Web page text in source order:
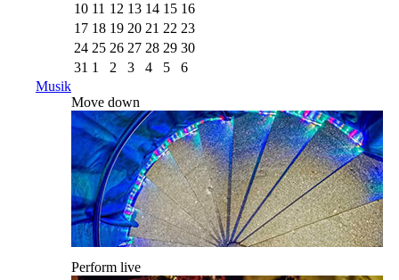
10 11 12 13 14 15 16
17 18 19 20 21 22 23
24 25 26 27 28 29 30
31 1 2 3 4 5
6
Musik
Move down
Perform live